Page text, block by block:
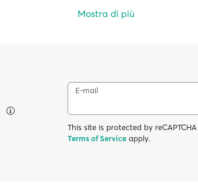
Mostra di più
E-mail
This site is protected by
Terms of Service apply.